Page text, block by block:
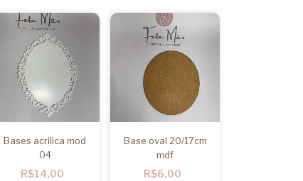
Bases acrilica mod
04
R$14,00
Base oval 20/17cm
mdf
R$6,00